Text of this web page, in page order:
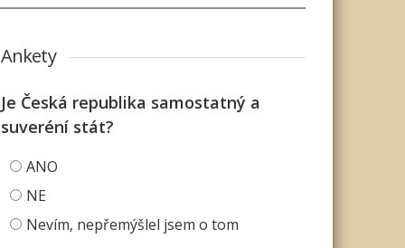
Ankety
Je Česká republika samostatný a
suveréní stát?
ANO
NE
Nevím, nepřemýšlel jsem o tom